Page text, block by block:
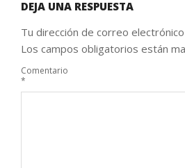
DEJA UNA RESPUESTA
Tu dirección de correo
Los campos obligatorios están
Comentario
*